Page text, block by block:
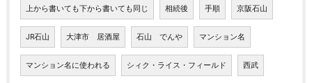
上から書いても下から書いても同じ 相続後 手順 京阪石山
JR石山 大津市 居酒屋 石山 でんや マンション名
マンション名に使われる シィク・ライス・フィールド 西武